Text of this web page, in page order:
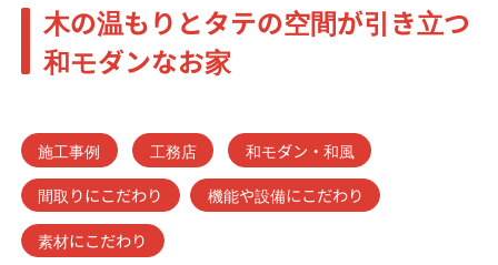
木の温もりとタテの空間が引き立つ
和モダンなお家
施工事例 工務店
和モダン・和風
間取りにこだわり
機能や設備にこだわり
素材にこだわり